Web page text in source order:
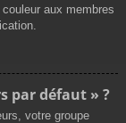
aux membres
par défaut » ?
votre groupe